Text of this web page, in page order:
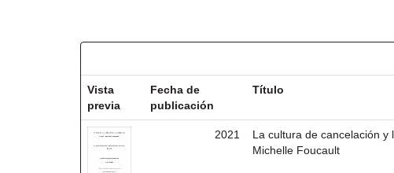
Vista
previa
Fecha de
publicación
Título
2021
La cultura de cancelación
Michelle Foucault